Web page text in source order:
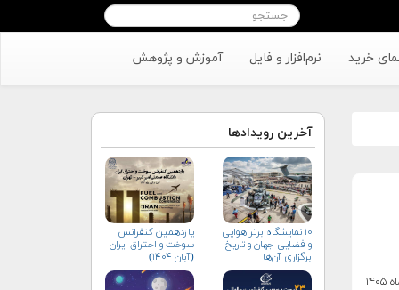
خرید نرم‌افزار و فایل آموزش و پژوهش
آخرین رویدادها
۱۰ نمایشگاه برتر هوایی
و فضایی جهان و تاریخ
برگزاری آن‌ها
یازدهمین کنفرانس
سوخت و احتراق ایران
(آبان‌ ۱۴۰۴)